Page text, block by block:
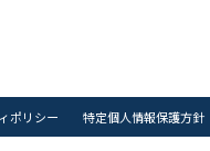
ポリシー 特定個人情報保護方針